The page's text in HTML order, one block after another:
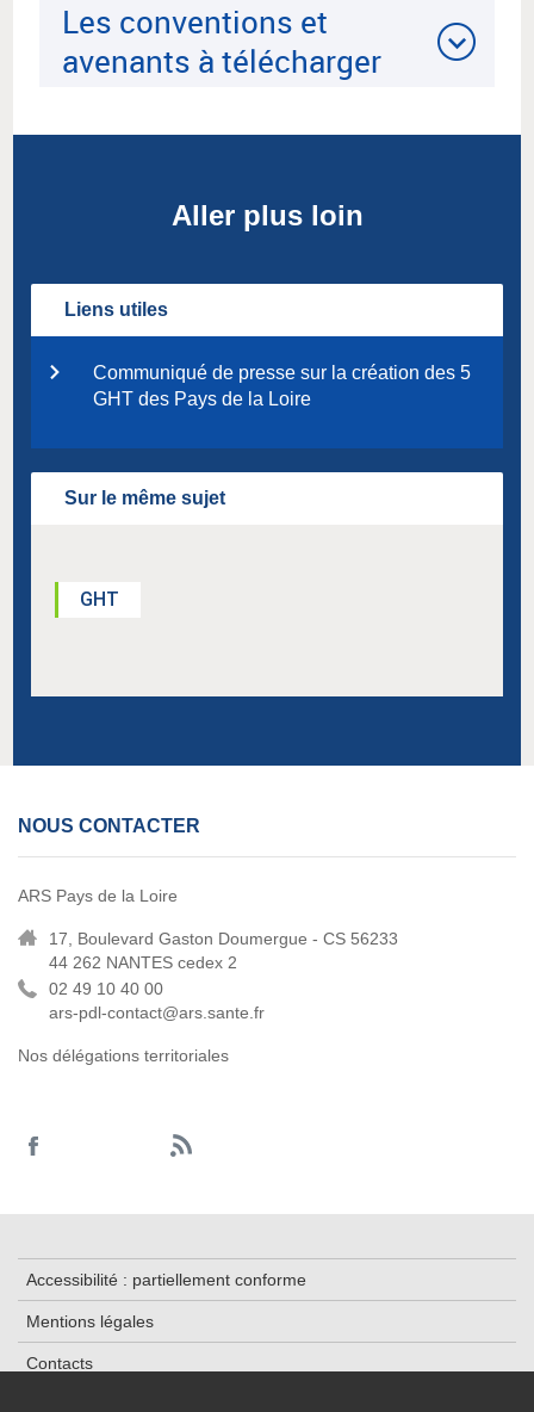
Les conventions et
avenants à télécharger
Aller plus loin
Liens utiles
Communiqué de presse sur la création des 5
GHT des Pays de la Loire
Sur le même sujet
GHT
NOUS CONTACTER
ARS Pays de la Loire
17, Boulevard Gaston Doumergue - CS 56233
44 262 NANTES cedex 2
02 49 10 40 00
ars-pdl-contact@ars.sante.fr
Nos délégations territoriales
Accessibilité : partiellement conforme
Mentions légales
Contacts